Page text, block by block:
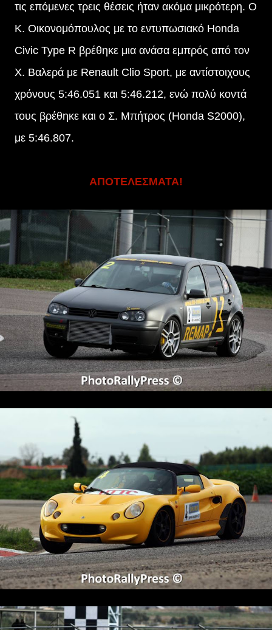
τις επόμενες τρεις θέσεις ήταν ακόμα μικρότερη. Ο
Κ. Οικονομόπουλος με το εντυπωσιακό Honda
Civic Type R βρέθηκε μια ανάσα εμπρός από τον
Χ. Βαλερά με Renault Clio Sport, με αντίστοιχους
χρόνους 5:46.051 και 5:46.212, ενώ πολύ κοντά
τους βρέθηκε και ο Σ. Μπήτρος (Honda S2000),
με 5:46.807.
ΑΠΟΤΕΛΕΣΜΑΤΑ!